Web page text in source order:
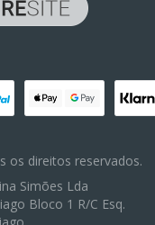
os direitos reservados.
Simões Lda
Bloco 1 R/C Esq.